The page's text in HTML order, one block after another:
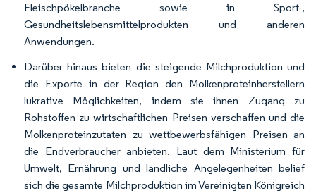
Fleischpökelbranche sowie in Sport-,
Gesundheitslebensmittelprodukten und anderen
Anwendungen.
Darüber hinaus bieten die steigende Milchproduktion und
die Exporte in der Region den Molkenproteinherstellern
lukrative Möglichkeiten, indem sie ihnen Zugang zu
Rohstoffen zu wirtschaftlichen Preisen verschaffen und die
Molkenproteinzutaten zu wettbewerbsfähigen Preisen an
die Endverbraucher anbieten. Laut dem Ministerium für
Umwelt, Ernährung und ländliche Angelegenheiten belief
sich die gesamte Milchproduktion im Vereinigten Königreich